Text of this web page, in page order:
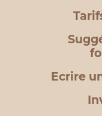
Ecrire